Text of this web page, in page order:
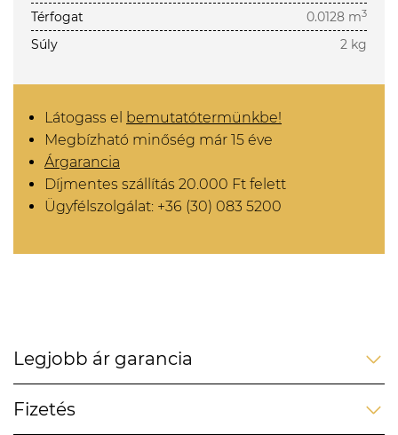
Térfogat
0.0128 m3
Súly 2 kg
Látogass el bemutatótermünkbe!
Megbízható minőség már 15 éve
Árgarancia
Díjmentes szállítás 20.000 Ft felett
Ügyfélszolgálat: +36 (30) 083 5200
Legjobb ár garancia
Fizetés